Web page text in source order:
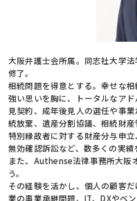
大阪弁護士会所属。同志社大学
修了。
相続問題を得意とする。幸せな
強い思いを胸に、トータルなア
見契約、成年後見人の選任や事
続放棄、遺産分割協議、相続財
特別縁故者に対する財産分与申
無効確認訴訟など、数多くの実績
また、Authense法律事務所大阪
う。
その経験を活かし、個人の顧客
業の事業承継問題、IT、DXやベ